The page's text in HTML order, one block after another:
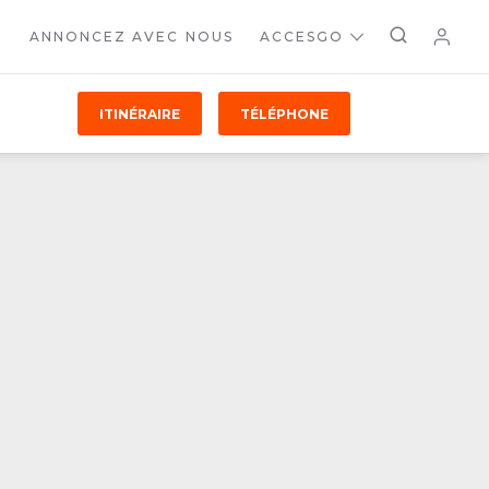
ANNONCEZ AVEC NOUS ACCESGO
ITINÉRAIRE TÉLÉPHONE